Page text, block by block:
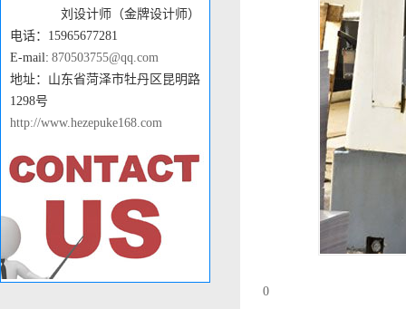
刘设计师（金牌设计师）
电话：15965677281
E-mail: 870503755@qq.com
地址：山东省菏泽市牡丹区昆明路
1298号
http://www.hezepuke168.com
0